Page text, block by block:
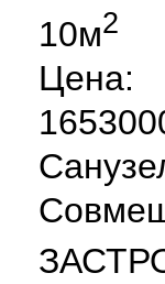
10м2
Цена: